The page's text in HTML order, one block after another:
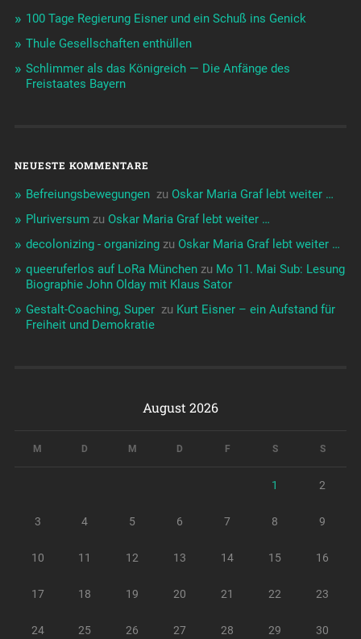
100 Tage Regierung Eisner und ein Schuß ins Genick
Thule Gesellschaften enthüllen
Schlimmer als das Königreich — Die Anfänge des
Freistaates Bayern
NEUESTE KOMMENTARE
Befreiungsbewegungen ️‍ zu Oskar Maria Graf lebt weiter …
Pluriversum zu Oskar Maria Graf lebt weiter …
decolonizing - organizingzu Oskar Maria Graf lebt weiter …
queeruferlos auf LoRa Münchenzu Mo 11. Mai Sub: Lesung
Biographie John Olday mit Klaus Sator
Gestalt-Coaching, Super ️‍ zu Kurt Eisner – ein Aufstand für
Freiheit und Demokratie
August 2026
M D M D F S S
1 2
3 4 5 6 7 8 9
10 11 12 13 14 15 16
17 18 19 20 21 22 23
24 25 26 27 28 29 30